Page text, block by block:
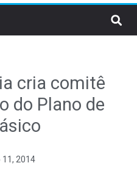
cria comitê
do Plano de
11, 2014